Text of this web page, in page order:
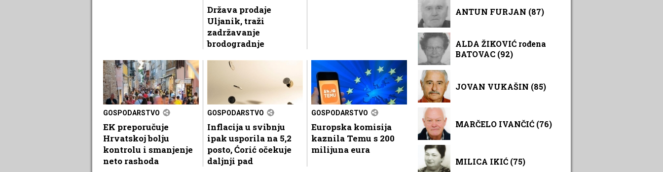
Država prodaje
Uljanik, traži
zadržavanje
brodogradnje
GOSPODARSTVO
EK preporučuje
Hrvatskoj bolju
kontrolu i smanjenje
neto rashoda
GOSPODARSTVO
Inflacija u svibnju
ipak usporila na 5,2
posto, Ćorić očekuje
daljnji pad
GOSPODARSTVO
Europska komisija
kaznila Temu s 200
milijuna eura
ANTUN FURJAN (87)
ALDA ŽIKOVIĆ rođena
BATOVAC (92)
JOVAN VUKAŠIN (85)
MARČELO IVANČIĆ (76)
MILICA IKIĆ (75)